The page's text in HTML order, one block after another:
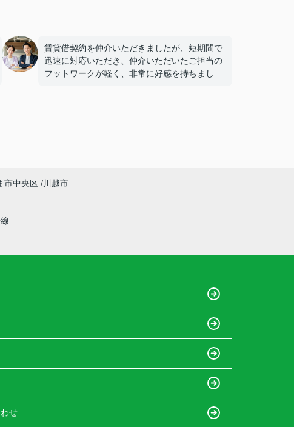
賃貸借契約を仲介いただきましたが、短期間で
迅速に対応いただき、仲介いただいたご担当の
フットワークが軽く、非常に好感を持ちまし
市中央区
川越市
せ